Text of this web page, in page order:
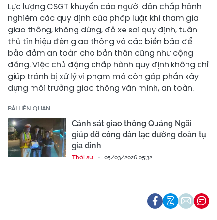
Lực lượng CSGT khuyến cáo người dân chấp hành
nghiêm các quy định của pháp luật khi tham gia
giao thông, không dừng, đỗ xe sai quy định, tuân
thủ tín hiệu đèn giao thông và các biển báo để
bảo đảm an toàn cho bản thân cũng như cộng
đồng. Việc chủ động chấp hành quy định không chỉ
giúp tránh bị xử lý vi phạm mà còn góp phần xây
dựng môi trường giao thông văn minh, an toàn.
BÀI LIÊN QUAN
Cảnh sát giao thông Quảng Ngãi
giúp đỡ công dân lạc đường đoàn tụ
gia đình
Thời sự 05/03/2026 05:32